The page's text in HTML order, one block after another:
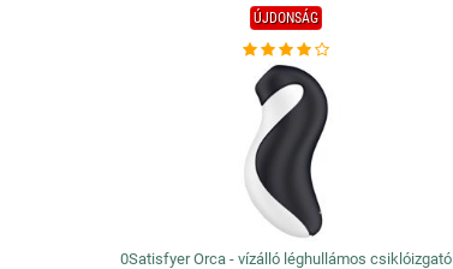
ÚJDONSÁG
0Satisfyer Orca - vízálló léghullámos csiklóizgató